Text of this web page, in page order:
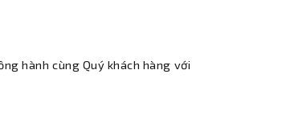
hành cùng Quý khách hàng với